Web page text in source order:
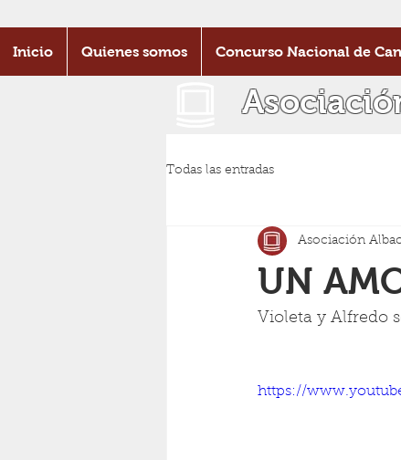
Concurso Nacional de
Quienes somos
Inicio
Todas las entradas
UN
Asociación
Violeta y Alfredo
https://